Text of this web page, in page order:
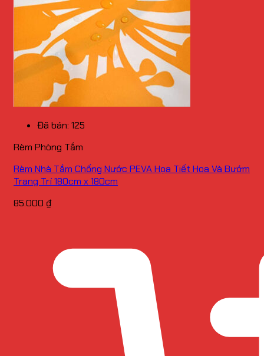
Đã bán: 125
Rèm Phòng Tắm
Rèm Nhà Tắm Chống Nước PEVA Họa Tiết Hoa Và Bướm
Trang Trí 180cm x 180cm
85.000 ₫